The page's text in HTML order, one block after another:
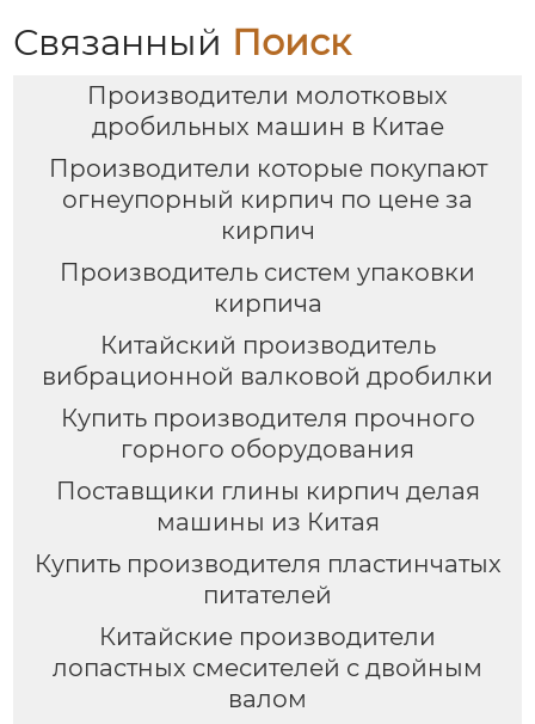
Связанный Поиск
Производители молотковых
дробильных машин в Китае
Производители которые покупают
огнеупорный кирпич по цене за
кирпич
Производитель систем упаковки
кирпича
Китайский производитель
вибрационной валковой дробилки
Купить производителя прочного
горного оборудования
Поставщики глины кирпич делая
машины из Китая
Купить производителя пластинчатых
питателей
Китайские производители
лопастных смесителей с двойным
валом